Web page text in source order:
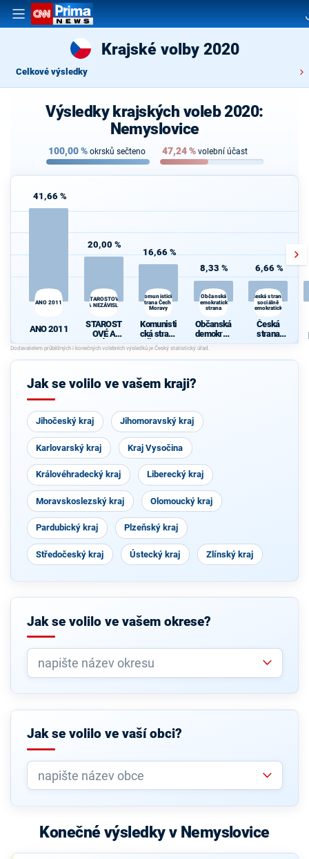
Krajské volby 2020
Celkové výsledky
Výsledky krajských voleb 2020:
Nemyslovice
100,00% okrsků sečteno 47,24% volební účast
41,66 %
ANO 2011
ANO 2011
20,00 %
STAROSTOVÉ
A NEZÁVISLÍ
STAROST
OVÉ A
NEZÁVISL
Í
16,66 %
Komunistická
strana Čech a
Moravy
Komunisti
cká strana
Čech a
Moravy
8,33 %
Občanská
demokratická
strana
Občanská
demokrati
cká strana
6,66 %
Česká strana
sociálně
demokratická
Česká
strana
sociálně
cká
Jak se volilo ve vašem kraji?
Jihočeský kraj Jihomoravský kraj
Karlovarský kraj Kraj Vysočina
Královéhradecký kraj Liberecký kraj
Moravskoslezský kraj Olomoucký kraj
Pardubický kraj Plzeňský kraj
Středočeský kraj Ústecký kraj Zlínský kraj
Jak se volilo ve vašem okrese?
Jak se volilo ve vaší obci?
Konečné výsledky v Nemyslovice